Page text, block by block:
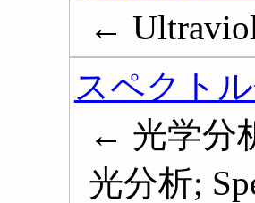
←
スペクト
← 光学分
光分析;